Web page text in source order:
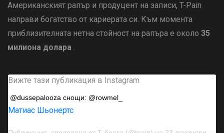
Американският рапър и продуцент на записи, T-Pain
направи богатство от кариерата си. Към момента
приблизителната нетна стойност на рапъра е около 35
милиона долара .
Вижте тази публикация в Instagram
@dussepalooza снощи: @rowmel_
Матиас Шьонертс